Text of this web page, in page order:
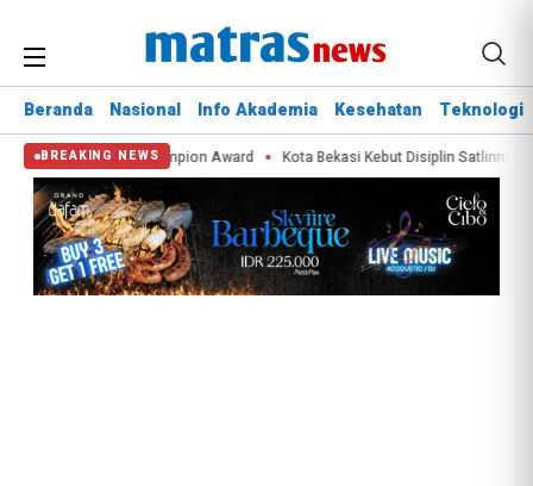
Beranda Nasional Info Akademia Kesehatan Teknologi
BREAKING NEWS
APEX Green City Champion Award Kota Bekasi Kebut Disiplin Satlinmas